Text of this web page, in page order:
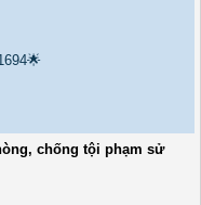
chống tội phạm sử